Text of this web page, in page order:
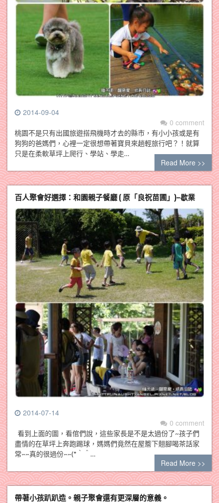
2014-09-04
0 comment
桃園不是只有出國旅遊搭飛機時才去的縣市，有小小孩或是有
狗狗的爸媽們，心裡一定很想帶著寶貝來趟輕旅行吧？！就算
只是在柔軟草坪上爬行、學站、學走…
Read More >>
百人聚會好選擇：和園親子餐廳 ( 原「良祝苗圃」)–歇業
2014-07-14
0 comment
看到上面的圖，看倌們說，這些家長是不是太過份了~孩子們
盡情的在草坪上奔跑踢球，媽媽們竟然在屋簷下翹腳喝茶話家
常~~真的很過份~~(*｀＾…
Read More >>
帶著小孩趴趴造。親子聚會還有更深層的意義。